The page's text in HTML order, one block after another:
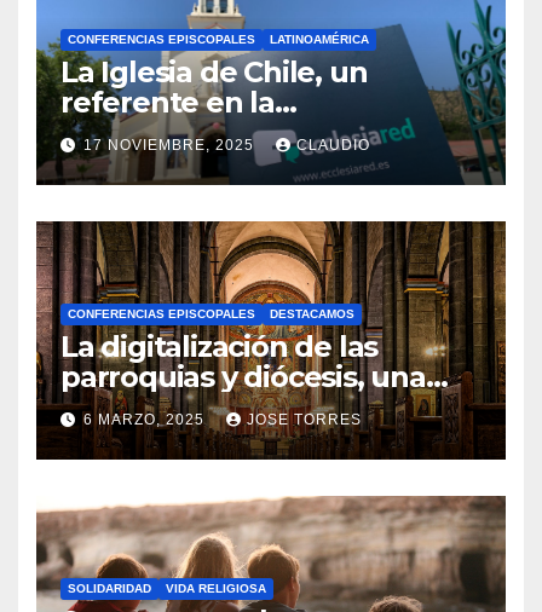
CONFERENCIAS EPISCOPALES LATINOAMÉRICA
La Iglesia de Chile, un
referente en la
transformación digital
gracias a Ecclesiared
17 NOVIEMBRE, 2025 CLAUDIO
N
O
H
A
Y
C
O
M
N
T
A
CONFERENCIAS EPISCOPALES DESTACAMOS
La digitalización de las
parroquias y diócesis, una
realidad ya para el futuro de
la Iglesia
6 MARZO, 2025 JOSE TORRES
N
O
H
A
Y
SOLIDARIDAD VIDA RELIGIOSA